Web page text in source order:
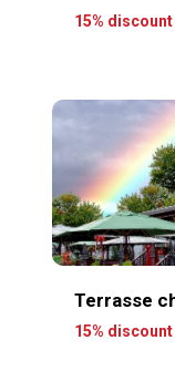
15% discount
Terrasse
15% discount